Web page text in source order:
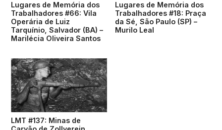
Lugares de Memória dos
Trabalhadores #66: Vila
Operária de Luiz
Tarquínio, Salvador (BA) –
Marilécia Oliveira Santos
Lugares de Memória dos
Trabalhadores #18: Praça
da Sé, São Paulo (SP) –
Murilo Leal
LMT #137: Minas de